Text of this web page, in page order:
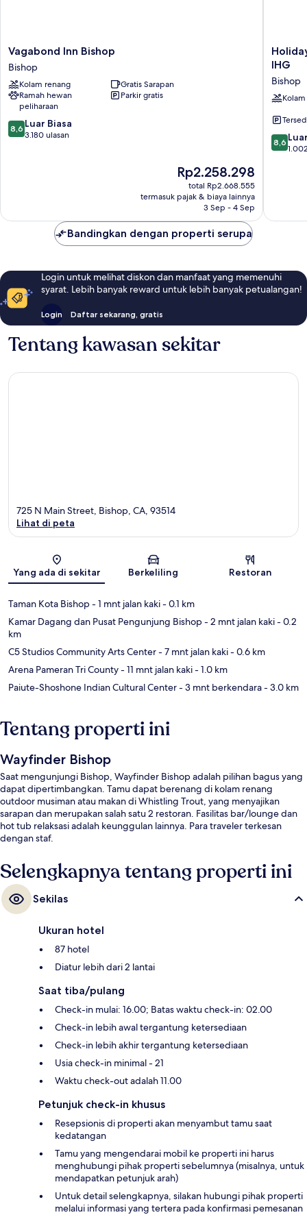
Vagabond
Inn
Bishop
Bishop
Vagabond Inn Bishop
Bishop
Kolam renang
Gratis Sarapan
Ramah hewan
peliharaan
Parkir gratis
8.6
dari
8,6 Luar Biasa
3.180 ulasan
Harga
sekarang
Rp2.258.298
Rp2.258.298
total Rp2.668.555
termasuk pajak & biaya lainnya
3 Sep - 4 Sep
Holiday
Inn
Hotel
&
Bishop
by
IHG
IHG
Bishop
8.6
dari
8,6
Bandingkan dengan properti serupa
Login untuk melihat diskon dan manfaat yang memenuhi
syarat. Lebih banyak reward untuk lebih banyak petualangan!
Login Daftar sekarang, gratis
Tentang kawasan sekitar
Peta
725 N Main Street, Bishop, CA, 93514
Lihat di peta
Yang ada di sekitar Berkeliling Restoran
Taman Kota Bishop- 1 mnt jalan kaki- 0.1 km
Kamar Dagang dan Pusat Pengunjung Bishop- 2 mnt jalan kaki- 0.2
km
C5 Studios Community Arts Center- 7 mnt jalan kaki- 0.6 km
Arena Pameran Tri County- 11 mnt jalan kaki- 1.0 km
Paiute-Shoshone Indian Cultural Center- 3 mnt berkendara- 3.0 km
Tentang properti ini
Wayfinder Bishop
Saat mengunjungi Bishop, Wayfinder Bishop adalah pilihan bagus yang
dapat dipertimbangkan. Tamu dapat berenang di kolam renang
outdoor musiman atau makan di Whistling Trout, yang menyajikan
sarapan dan merupakan salah satu 2 restoran. Fasilitas bar/lounge dan
hot tub relaksasi adalah keunggulan lainnya. Para traveler terkesan
dengan staf.
Selengkapnya tentang properti ini
Sekilas
Ukuran hotel
87 hotel
Diatur lebih dari 2 lantai
Saat tiba/pulang
Check-in mulai: 16.00; Batas waktu check-in: 02.00
Check-in lebih awal tergantung ketersediaan
Check-in lebih akhir tergantung ketersediaan
Usia check-in minimal - 21
Waktu check-out adalah 11.00
Petunjuk check-in khusus
Resepsionis di properti akan menyambut tamu saat
kedatangan
Tamu yang mengendarai mobil ke properti ini harus
menghubungi pihak properti sebelumnya (misalnya, untuk
mendapatkan petunjuk arah)
Untuk detail selengkapnya, silakan hubungi pihak properti
melalui informasi yang tertera pada konfirmasi pemesanan